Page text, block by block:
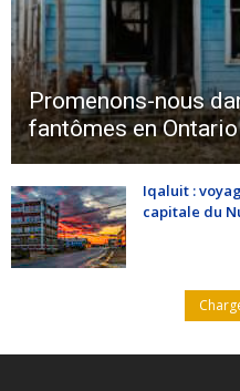
Promenons-nous
fantômes en Ontario
Iqaluit :
capitale du